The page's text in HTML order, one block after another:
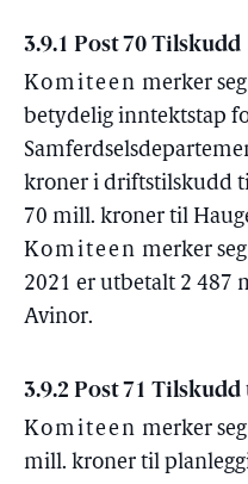
3.9.1 Post 70 Tilskudd
Komiteen merker
betydelig inntektstap
kroner i driftstilskudd
70 mill. kroner til
Komiteen merker
2021 er utbetalt 2 487
Avinor.
3.9.2 Post 71
Komiteen merker
mill. kroner til